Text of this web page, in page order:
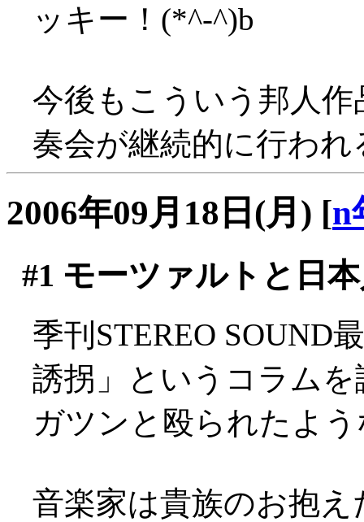
ッキー！(*^-^)b
今後もこういう邦人
奏会が継続的に行わ
2006年09月18日(月) [n
#1 モーツァルトと日
季刊STEREO SOUND
誘拐」というコラムを
ガツンと殴られたよ
音楽家は貴族のお抱